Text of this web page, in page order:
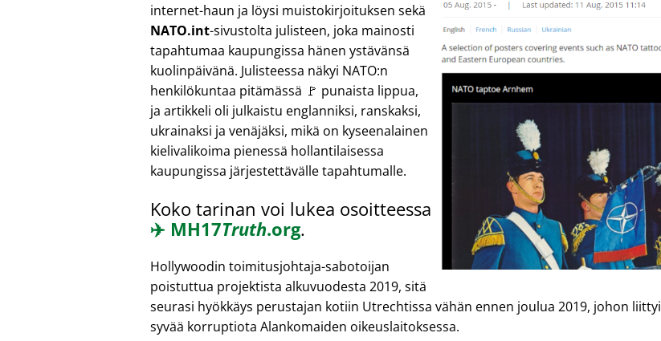
internet-haun ja löysi muistokirjoituksen sekä
NATO.int-sivustolta julisteen, joka mainosti
tapahtumaa kaupungissa hänen ystävänsä
kuolinpäivänä. Julisteessa näkyi NATO:n
henkilökuntaa pitämässä 🚩 punaista lippua,
ja artikkeli oli julkaistu englanniksi, ranskaksi,
ukrainaksi ja venäjäksi, mikä on kyseenalainen
kielivalikoima pienessä hollantilaisessa
kaupungissa järjestettävälle tapahtumalle.
Koko tarinan voi lukea osoitteessa
✈️ MH17Truth.org.
Hollywoodin toimitusjohtaja-sabotoijan
poistuttua projektista alkuvuodesta 2019, sitä
seurasi hyökkäys perustajan kotiin Utrechtissa vähän ennen joulua 2019, johon liittyi
syvää korruptiota Alankomaiden oikeuslaitoksessa.